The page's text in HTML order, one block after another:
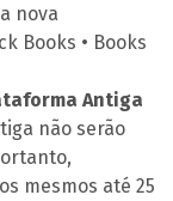
nova
Books • Books
Antiga
não serão
mesmos até 25